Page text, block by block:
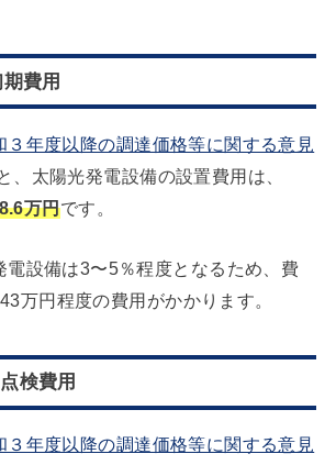
費用
３年度以降の調達価格等に関する意見
、太陽光発電設備の設置費用は、
万円です。
電設備は3〜5％程度となるため、費
万円程度の費用がかかります。
検費用
３年度以降の調達価格等に関する意見